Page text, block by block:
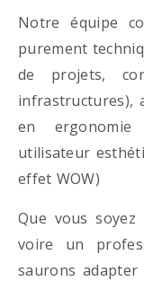
Notre équipe
purement
de projets,
infrastructures),
en
utilisateur
effet WOW)
Que vous
voire un
saurons